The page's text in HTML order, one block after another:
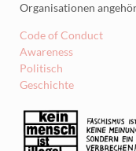
Organisationen
Code of Conduct
Awareness
Politisch
Geschichte